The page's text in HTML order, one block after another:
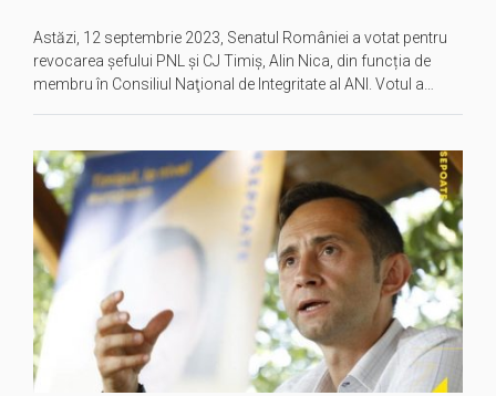
Astăzi, 12 septembrie 2023, Senatul României a votat pentru
revocarea șefului PNL și CJ Timiș, Alin Nica, din funcția de
membru în Consiliul Naţional de Integritate al ANI. Votul a…